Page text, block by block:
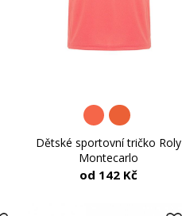
Dětské sportovní tričko Roly
Montecarlo
od 142 Kč